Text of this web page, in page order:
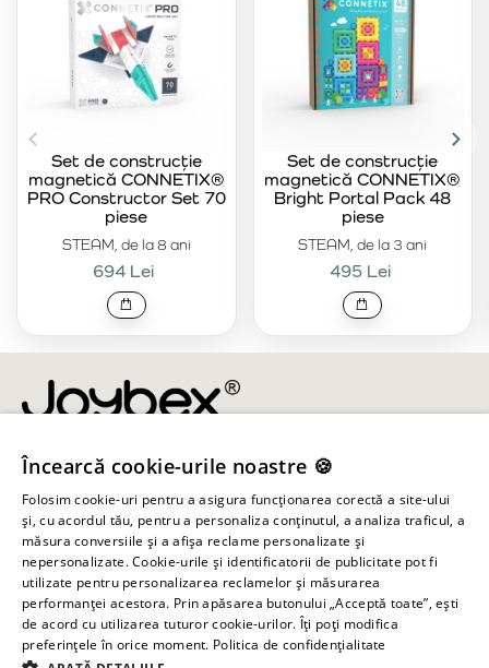
STEAM, de la 8 ani
Set de construcție
magnetică CONNETIX®
PRO Constructor Set 70
piese
694 Lei
STEAM, de la 3 ani
Set de construcție
magnetică CONNETIX®
Bright Portal Pack 48
piese
495 Lei
info@joybex.ro
Linkuri utile
Cont
Informații despre magazin
Încearcă cookie-urile noastre 🍪
Folosim cookie-uri pentru a asigura funcționarea corectă a site-ului
și, cu acordul tău, pentru a personaliza conținutul, a analiza traficul, a
măsura conversiile și a afișa reclame personalizate și
nepersonalizate. Cookie-urile și identificatorii de publicitate pot fi
utilizate pentru personalizarea reclamelor și măsurarea
performanței acestora. Prin apăsarea butonului „Acceptă toate”, ești
de acord cu utilizarea tuturor cookie-urilor. Îți poți modifica
preferințele în orice moment. Politica de confidențialitate